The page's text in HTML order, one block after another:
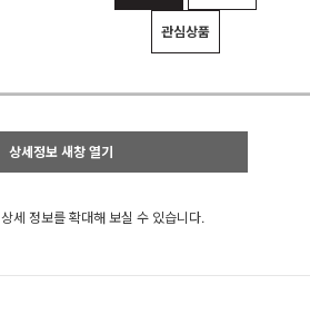
관심상품
상세정보 새창 열기
상세 정보를 확대해 보실 수 있습니다.